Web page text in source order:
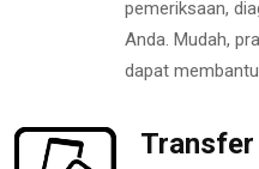
pemeriksaan,
Anda. Mudah,
dapat
Transfer